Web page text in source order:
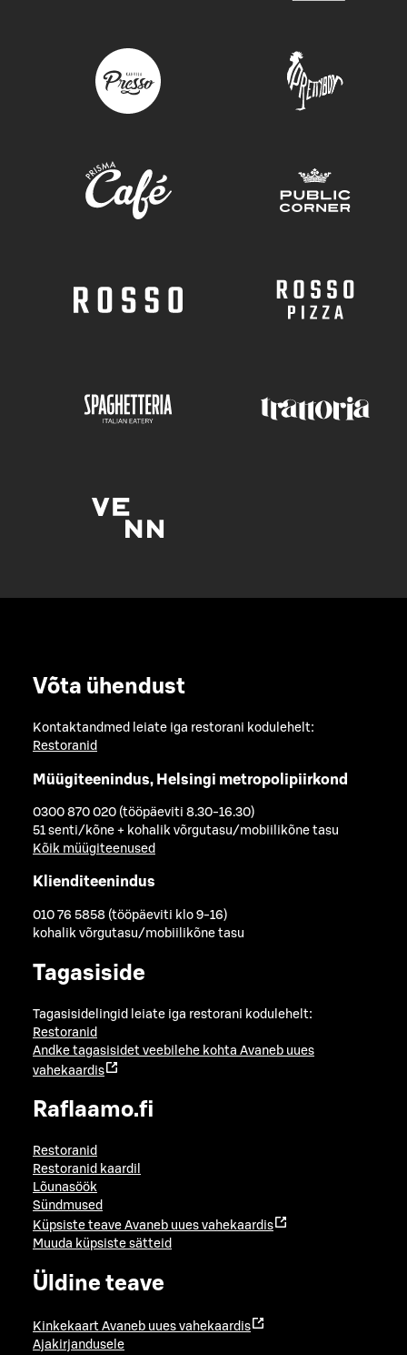
Võta ühendust
Kontaktandmed leiate iga restorani kodulehelt:
Restoranid
Müügiteenindus, Helsingi metropolipiirkond
0300 870 020 (tööpäeviti 8.30-16.30)
51 senti/kõne + kohalik võrgutasu/mobiilikõne tasu
Kõik müügiteenused
Klienditeenindus
010 76 5858 (tööpäeviti klo 9-16)
kohalik võrgutasu/mobiilikõne tasu
Tagasiside
Tagasisidelingid leiate iga restorani kodulehelt:
Restoranid
Andke tagasisidet veebilehe kohta Avaneb uues
vahekaardis
Raflaamo.fi
Restoranid
Restoranid kaardil
Lõunasöök
Sündmused
Küpsiste teave Avaneb uues vahekaardis
Muuda küpsiste sätteid
Üldine teave
Kinkekaart Avaneb uues vahekaardis
Ajakirjandusele